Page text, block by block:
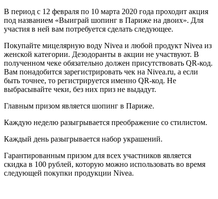
В период с 12 февраля по 10 марта 2020 года проходит акция
под названием «Выиграй шопинг в Париже на двоих». Для
участия в ней вам потребуется сделать следующее.
Покупайте мицелярную воду Nivea и любой продукт Nivea из
женской категории. Дезодоранты в акции не участвуют. В
полученном чеке обязательно должен присутствовать QR-код.
Вам понадобится зарегистрировать чек на Nivea.ru, а если
быть точнее, то регистрируется именно QR-код. Не
выбрасывайте чеки, без них приз не выдадут.
Главным призом является шопинг в Париже.
Каждую неделю разыгрывается преображение со стилистом.
Каждый день разыгрывается набор украшений.
Гарантированным призом для всех участников является
скидка в 100 рублей, которую можно использовать во время
следующей покупки продукции Nivea.